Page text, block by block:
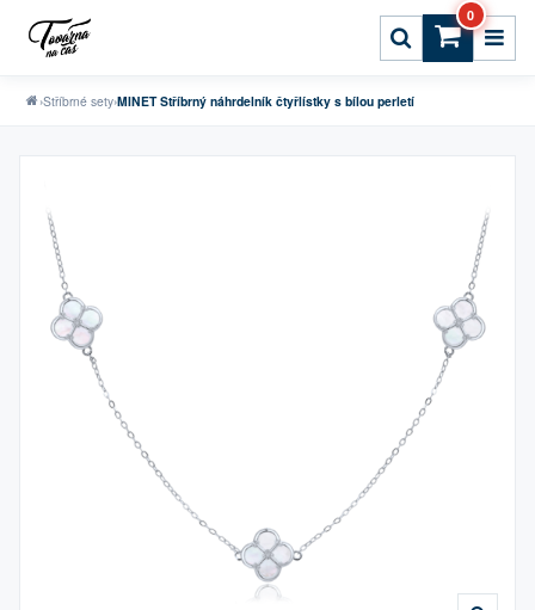
0
›Stříbrné sety›MINET Stříbrný náhrdelník čtyřlístky s bílou perletí